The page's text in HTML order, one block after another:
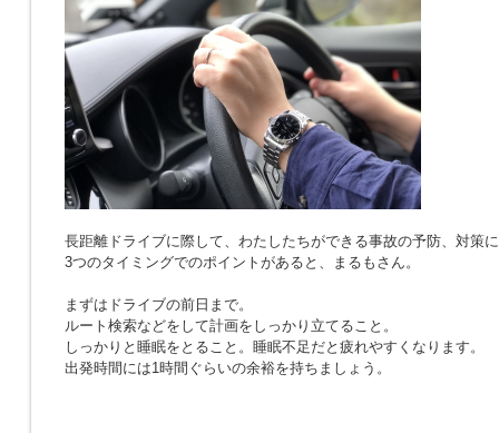
長距離ドライブに際して、わたしたちができる事故の予防、対策
3つのタイミングでのポイントがあると、まるもさん。
まずはドライブの前日まで。
ルート検索などをして計画をしっかり立てること。
しっかりと睡眠をとること。睡眠不足だと疲れやすくなります。
出発時間には1時間ぐらいの余裕を持ちましょう。